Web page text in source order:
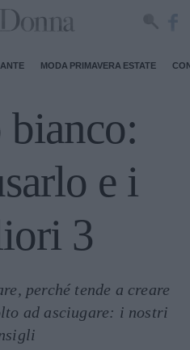
MODA PRIMAVERA ESTATE
bianco:
e i
3
perché tende a creare
ad asciugare: i nostri